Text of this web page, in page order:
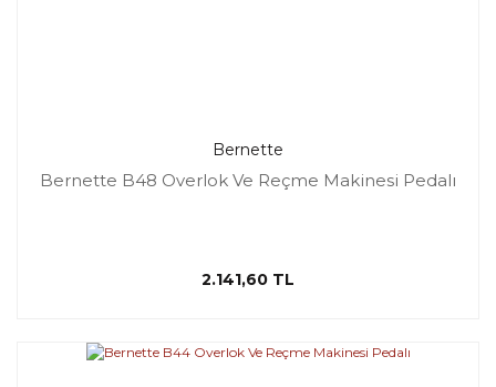
Bernette
Bernette B48 Overlok Ve Reçme Makinesi Pedalı
2.141,60 TL